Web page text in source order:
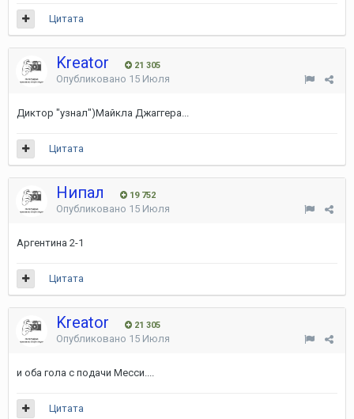
Цитата
Kreator 21 305
Опубликовано 15 Июля
Диктор "узнал")Майкла Джаггера...
Цитата
Нипал 19 752
Опубликовано 15 Июля
Аргентина 2-1
Цитата
Kreator 21 305
Опубликовано 15 Июля
и оба гола с подачи Месси....
Цитата